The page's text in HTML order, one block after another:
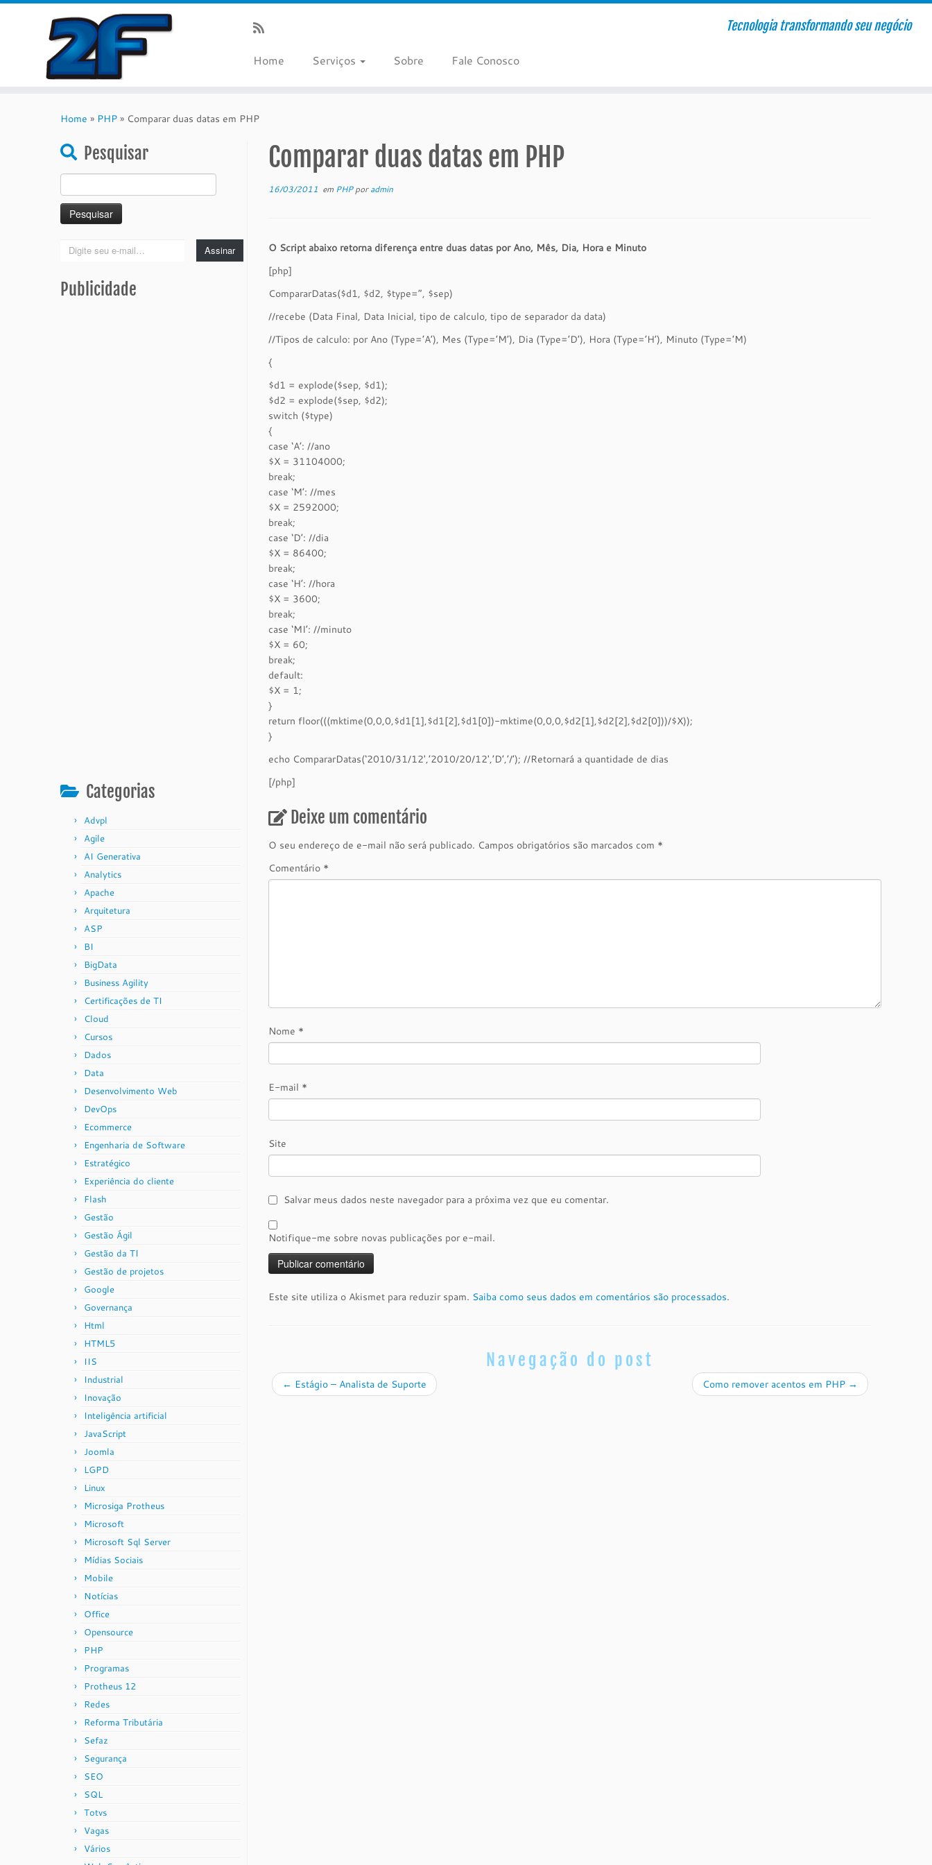
Tecnologia transformando seu negócio
Home Serviços Sobre Fale Conosco
Home » PHP » Comparar duas datas em PHP
Pesquisar
por:
Digite
mail…
Assinar
Publicidade
Categorias
Advpl
Agile
AI Generativa
Analytics
Apache
Arquitetura
ASP
BI
BigData
Business Agility
Certificações de TI
Cloud
Cursos
Dados
Data
Desenvolvimento Web
DevOps
Ecommerce
Engenharia de Software
Estratégico
Experiência do cliente
Flash
Gestão
Gestão Ágil
Gestão da TI
Gestão de projetos
Google
Governança
Html
HTML5
IIS
Industrial
Inovação
Inteligência artificial
JavaScript
Joomla
LGPD
Linux
Microsiga Protheus
Microsoft
Microsoft Sql Server
Mídias Sociais
Mobile
Notícias
Office
Opensource
PHP
Programas
Protheus 12
Redes
Reforma Tributária
Sefaz
Segurança
SEO
SQL
Totvs
Vagas
Vários
Comparar duas datas em PHP
16/03/2011 em PHPporadmin
O Script abaixo retorna diferença entre duas datas por Ano, Mês, Dia, Hora e Minuto
[php]
CompararDatas($d1, $d2, $type=”, $sep)
//recebe (Data Final, Data Inicial, tipo de calculo, tipo de separador da data)
//Tipos de calculo: por Ano (Type=’A’), Mes (Type=’M’), Dia (Type=’D’), Hora (Type=’H’), Minuto (Type=’M)
{
$d1 = explode($sep, $d1);
$d2 = explode($sep, $d2);
switch ($type)
{
case ‘A’: //ano
$X = 31104000;
break;
case ‘M’: //mes
$X = 2592000;
break;
case ‘D’: //dia
$X = 86400;
break;
case ‘H’: //hora
$X = 3600;
break;
case ‘MI’: //minuto
$X = 60;
break;
default:
$X = 1;
}
return floor(((mktime(0,0,0,$d1[1],$d1[2],$d1[0])-mktime(0,0,0,$d2[1],$d2[2],$d2[0]))/$X));
}
echo CompararDatas(‘2010/31/12′,’2010/20/12′,’D’,’/’); //Retornará a quantidade de dias
[/php]
Deixe um comentário
O seu endereço de e-mail não será publicado. Campos obrigatórios são marcados com *
Comentário *
Nome *
E-mail *
Site
Salvar meus dados neste navegador para a próxima vez que eu comentar.
Notifique-me sobre novas publicações por e-mail.
Este site utiliza o Akismet para reduzir spam. Saiba como seus dados em comentários são processados.
Navegação do post
← Estágio – Analista de Suporte Como remover acentos em PHP →